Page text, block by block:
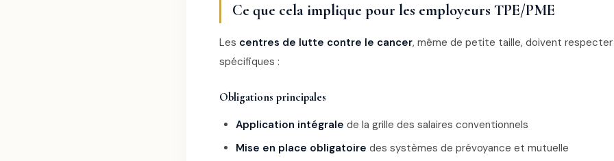
Ce que cela implique pour les employeurs TPE/PME
Les centres de lutte contre le cancer, même de petite taille, doivent
spécifiques :
Obligations principales
Application intégrale de la grille des salaires conventionnels
Mise en place obligatoire des systèmes de prévoyance et mutuelle